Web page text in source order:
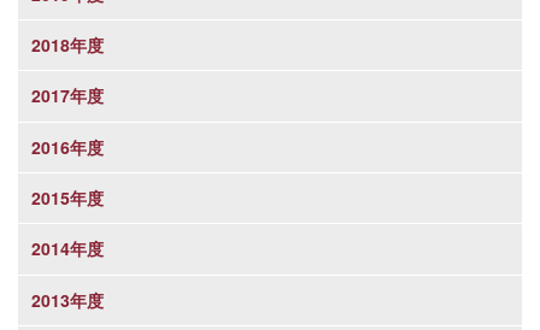
2018年度
2017年度
2016年度
2015年度
2014年度
2013年度